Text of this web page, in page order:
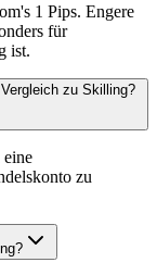
1 Pips. Engere
für
ist.
zu Skilling?
zu